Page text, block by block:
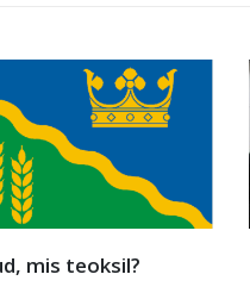
kartulini